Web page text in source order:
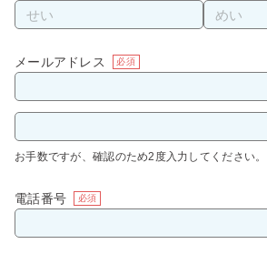
メールアドレス 必須
お手数ですが、確認のため2度入力してください。
電話番号 必須